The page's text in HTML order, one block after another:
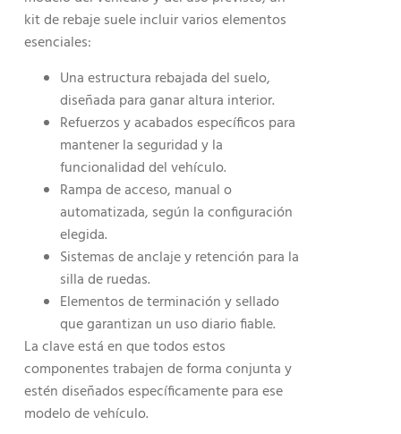
kit de rebaje suele incluir varios elementos
esenciales:
Una estructura rebajada del suelo,
diseñada para ganar altura interior.
Refuerzos y acabados específicos para
mantener la seguridad y la
funcionalidad del vehículo.
Rampa de acceso, manual o
automatizada, según la configuración
elegida.
Sistemas de anclaje y retención para la
silla de ruedas.
Elementos de terminación y sellado
que garantizan un uso diario fiable.
La clave está en que todos estos
componentes trabajen de forma conjunta y
estén diseñados específicamente para ese
modelo de vehículo.